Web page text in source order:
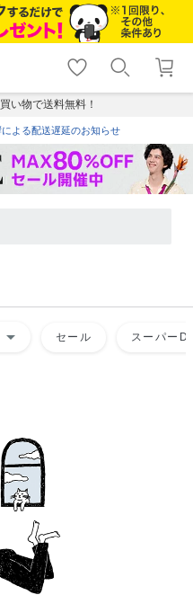
shopping_cart lock_outline
ログイン
い物で送料無料！
よる配送遅延のお知らせ
arrow_drop_down セール スーパー